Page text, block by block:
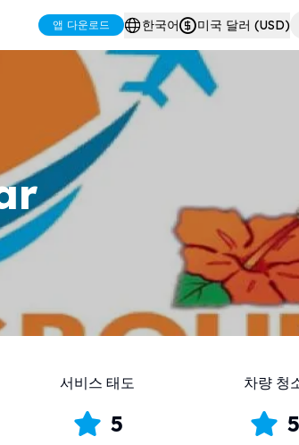
앱 다운로드 한국어 미국 달러 (USD)
서비스 태도
5
차량 청
5